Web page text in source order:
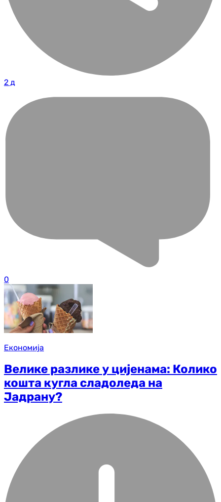
2 д
0
Економија
Велике разлике у цијенама: Колико
кошта кугла сладоледа на
Јадрану?